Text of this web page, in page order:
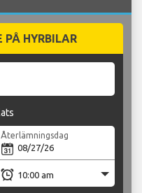
PÅ HYRBILAR
Återlämningsdag